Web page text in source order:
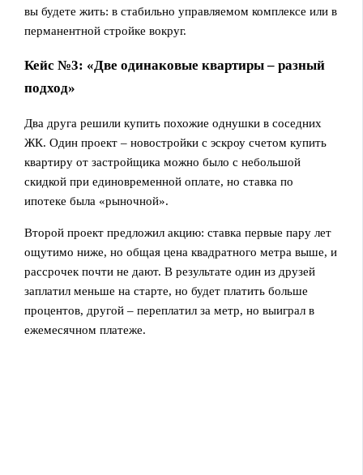
вы будете жить: в стабильно управляемом комплексе или в
перманентной стройке вокруг.
Кейс №3: «Две одинаковые квартиры – разный
подход»
Два друга решили купить похожие однушки в соседних
ЖК. Один проект – новостройки с эскроу счетом купить
квартиру от застройщика можно было с небольшой
скидкой при единовременной оплате, но ставка по
ипотеке была «рыночной».
Второй проект предложил акцию: ставка первые пару лет
ощутимо ниже, но общая цена квадратного метра выше, и
рассрочек почти не дают. В результате один из друзей
заплатил меньше на старте, но будет платить больше
процентов, другой – переплатил за метр, но выиграл в
ежемесячном платеже.